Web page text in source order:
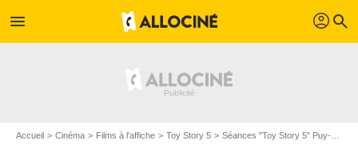
menu profil search
Accueil Cinéma Films à l'affiche Toy Story 5 Séances "Toy Story 5" Puy-de-Dôme